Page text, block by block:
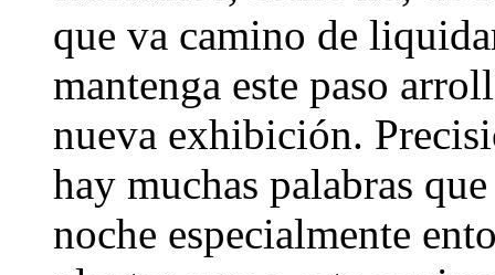
que va camino de
mantenga este paso
nueva exhibición.
hay muchas palabras
noche especialmente